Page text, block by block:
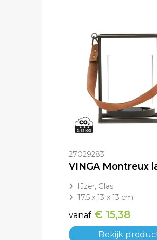
27029283
IJzer, Glas
17.5 x 13 x 13 cm
vanaf € 15,38
Bekijk